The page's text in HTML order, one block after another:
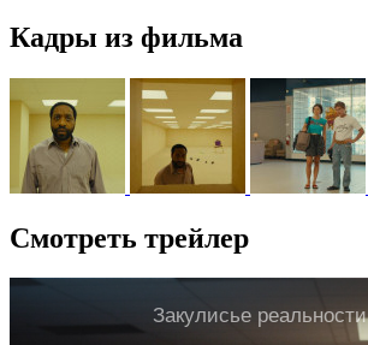
Кадры из фильма
Смотреть трейлер